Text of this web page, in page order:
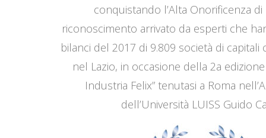
conquistando l’Alta Onorificenza di
riconoscimento arrivato da esperti che
bilanci del 2017 di 9.809 società di capitali
nel Lazio, in occasione della 2a
Industria Felix” tenutasi a Roma
dell’Università LUISS Guido